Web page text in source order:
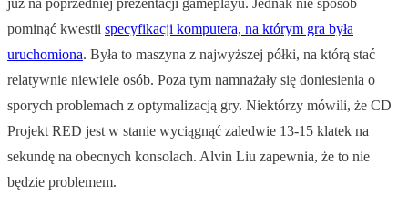
pominąć kwestii specyfikacji komputera, na którym gra była
uruchomiona. Była to maszyna z najwyższej półki, na którą stać
relatywnie niewiele osób. Poza tym namnażały się doniesienia o
sporych problemach z optymalizacją gry. Niektórzy mówili, że CD
Projekt RED jest w stanie wyciągnąć zaledwie 13-15 klatek na
sekundę na obecnych konsolach. Alvin Liu zapewnia, że to nie
będzie problemem.